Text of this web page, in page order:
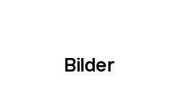
Bilder